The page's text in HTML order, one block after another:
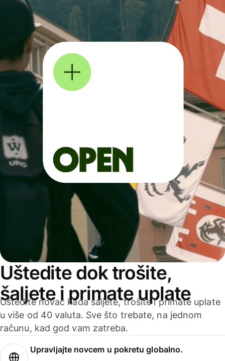
Uštedite dok trošite,
šaljete i primate uplate
Uštedite novac kada šaljete, trošite i primate uplate
u više od 40 valuta. Sve što trebate, na jednom
računu, kad god vam zatreba.
Upravljajte novcem u pokretu globalno.